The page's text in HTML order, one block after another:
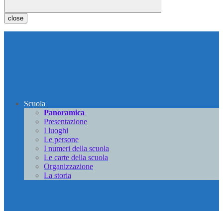
close
Scuola
Panoramica
Presentazione
I luoghi
Le persone
I numeri della scuola
Le carte della scuola
Organizzazione
La storia